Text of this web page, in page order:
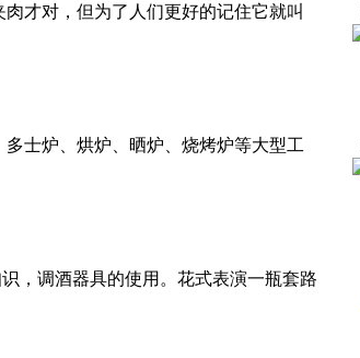
才对，但为了人们更好的记住它就叫
士炉、烘炉、晒炉、烧烤炉等大型工
，调酒器具的使用。花式表演一瓶套路